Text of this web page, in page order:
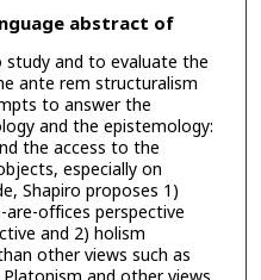
abstract of
and to evaluate the
ante rem structuralism
to answer the
and the epistemology:
the access to the
especially on
Shapiro proposes 1)
offices perspective
and 2) holism
other views such as